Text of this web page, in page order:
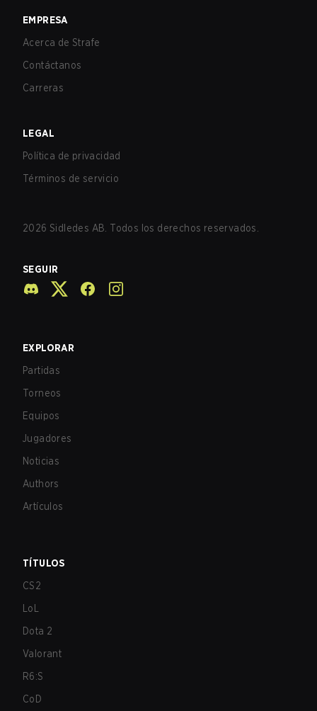
EMPRESA
Acerca de Strafe
Contáctanos
Carreras
LEGAL
Política de privacidad
Términos de servicio
2026 Sidledes AB. Todos los derechos reservados.
SEGUIR
EXPLORAR
Partidas
Torneos
Equipos
Jugadores
Noticias
Authors
Artículos
TÍTULOS
CS2
LoL
Dota 2
Valorant
R6:S
CoD